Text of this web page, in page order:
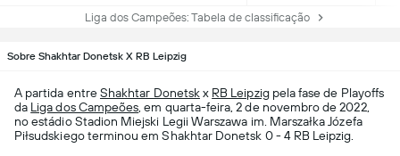
Liga dos Campeões: Tabela de classificação
Sobre Shakhtar Donetsk X RB Leipzig
A partida entreShakhtar Donetskx RB Leipzigpela fase de Playoffs
da Liga dos Campeões , em quarta-feira, 2 de novembro de 2022,
no estádio Stadion Miejski Legii Warszawa im. Marszałka Józefa
Piłsudskiego terminou em Shakhtar Donetsk 0 - 4 RB Leipzig.